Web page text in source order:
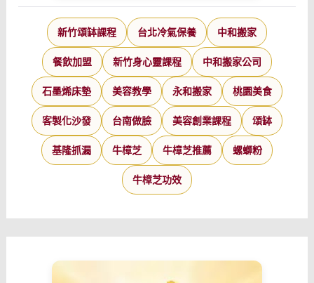
新竹頌缽課程 台北冷氣保養 中和搬家
餐飲加盟 新竹身心靈課程 中和搬家公司
石墨烯床墊 美容教學 永和搬家 桃園美食
客製化沙發 台南做臉 美容創業課程 頌缽
基隆抓漏 牛樟芝 牛樟芝推薦 螺螄粉
牛樟芝功效